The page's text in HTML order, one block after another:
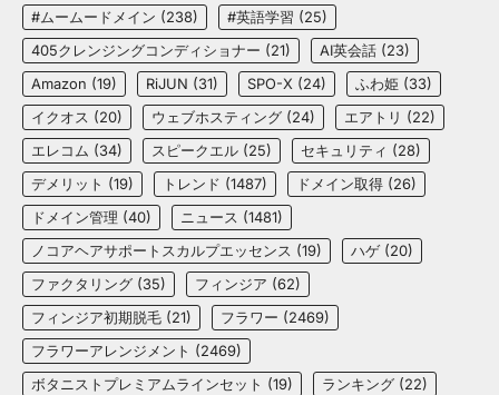
#ムームードメイン (238) #英語学習 (25)
405クレンジングコンディショナー (21) AI英会話 (23)
Amazon (19) RiJUN (31) SPO-X (24) ふわ姫 (33)
イクオス (20) ウェブホスティング (24) エアトリ (22)
エレコム (34) スピークエル (25) セキュリティ (28)
デメリット (19) トレンド (1487) ドメイン取得 (26)
ドメイン管理 (40) ニュース (1481)
ノコアヘアサポートスカルプエッセンス (19) ハゲ (20)
ファクタリング (35) フィンジア (62)
フィンジア初期脱毛 (21) フラワー (2469)
フラワーアレンジメント (2469)
ボタニストプレミアムラインセット (19) ランキング (22)